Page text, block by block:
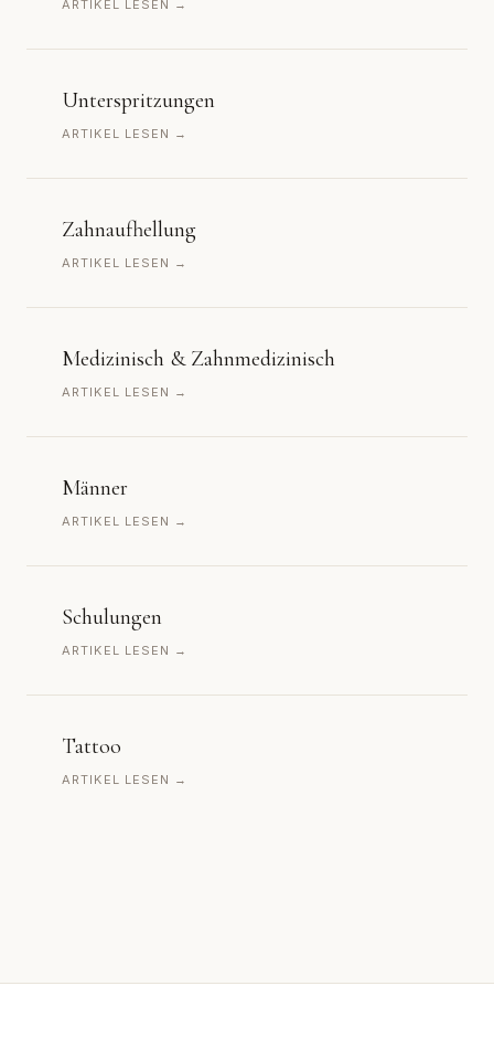
ARTIKEL LESEN →
Unterspritzungen
ARTIKEL LESEN →
Zahnaufhellung
ARTIKEL LESEN →
Medizinisch & Zahnmedizinisch
ARTIKEL LESEN →
Männer
ARTIKEL LESEN →
Schulungen
ARTIKEL LESEN →
Tattoo
ARTIKEL LESEN →